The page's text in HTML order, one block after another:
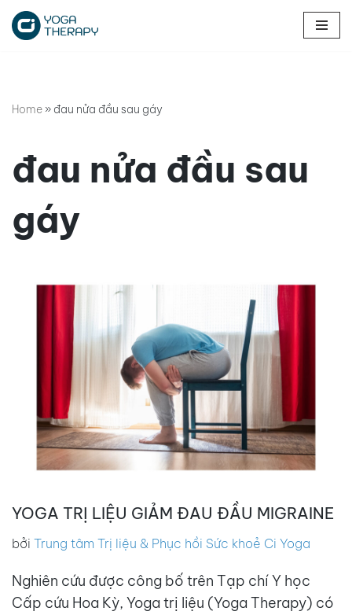
Chuyển
dung
Home » đau nửa đầu sau gáy
đau nửa đầu sau
gáy
YOGA TRỊ LIỆU GIẢM ĐAU ĐẦU MIGRAINE
bởi Trung tâm Trị liệu & Phục hồi Sức khoẻ Ci Yoga
Nghiên cứu được công bố trên Tạp chí Y học
Cấp cứu Hoa Kỳ, Yoga trị liệu (Yoga Therapy) có